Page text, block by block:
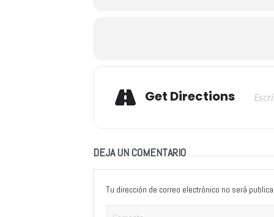
Get Directions
DEJA UN COMENTARIO
Tu dirección de correo electrónico no será